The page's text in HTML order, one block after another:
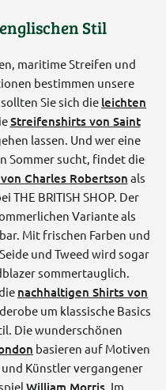
Stil
maritime Streifen und
bestimmen unsere
Sie sich die leichten
Streifenshirts von Saint
lassen. Und wer eine
Sommer sucht, findet die
Charles Robertson als
THE BRITISH SHOP. Der
Variante als
Mit frischen Farben und
und Tweed wird sogar
sommertauglich.
nachhaltigen Shirts von
um klassische Basics
Die wunderschönen
basieren auf Motiven
Künstler vergangener
William Morris . Im